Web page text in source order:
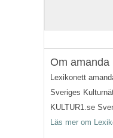
Om amanda
Lexikonett
Sveriges
KULTUR1.se
Läs mer om